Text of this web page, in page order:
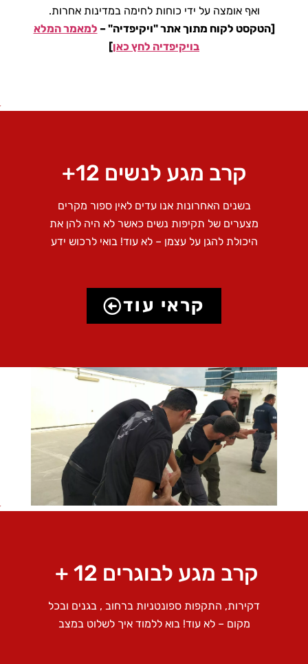
ואף אומצה על ידי כוחות לחימה במדינות אחרות.
[הטקסט לקוח מתוך אתר "ויקיפדיה" – למאמר המלא
בויקיפדיה לחץ כאן]
קרב מגע לנשים 12+
בשנים האחרונות אנו עדים לאין ספור מקרים
מצערים של תקיפות נשים כאשר לא היה להן את
היכולת להגן על עצמן – לא עוד! בואי לרכוש ידע
קראי עוד
קרב מגע לבוגרים 12 +
דקירות, התקפות ספונטניות ברחוב , בגנים ובכל
מקום – לא עוד! בוא ללמוד איך לשלוט במצב